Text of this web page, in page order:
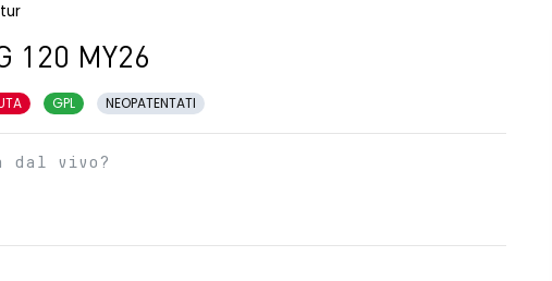
120 MY26
GPL NEOPATENTATI
dal vivo?